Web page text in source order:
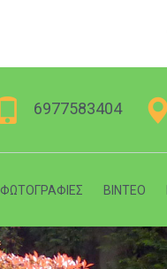
6977583404
ΦΩΤΟΓΡΑΦΙΕΣ ΒΙΝΤΕΟ